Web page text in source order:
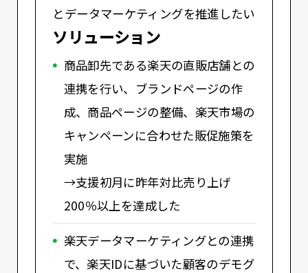
とデータマーケティングを推進したい
ソリューション
商品卸先である楽天の直販店舗との
連携を行い、ブランドページの作
成、商品ページの整備、楽天市場の
キャンペーンに合わせた販促施策を
実施
→支援初月に昨年対比売り上げ
200％以上を達成した
楽天データマーケティングとの連携
で、楽天IDに基づいた顧客のデモグ